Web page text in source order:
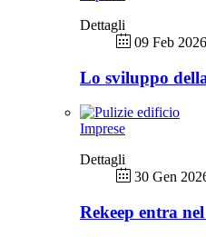
Dettagli
09 Feb 2026
Lo sviluppo
Imprese
Dettagli
30 Gen
Rekeep entra